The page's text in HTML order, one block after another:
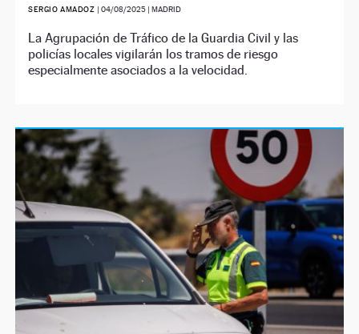
SERGIO AMADOZ | 04/08/2025| MADRID
La Agrupación de Tráfico de la Guardia Civil y las
policías locales vigilarán los tramos de riesgo
especialmente asociados a la velocidad.